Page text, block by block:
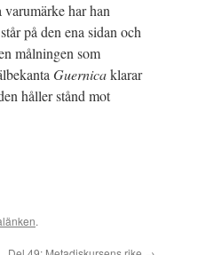
har han
på den ena sidan och
målningen som
Guernicaklarar
håller stånd mot
.